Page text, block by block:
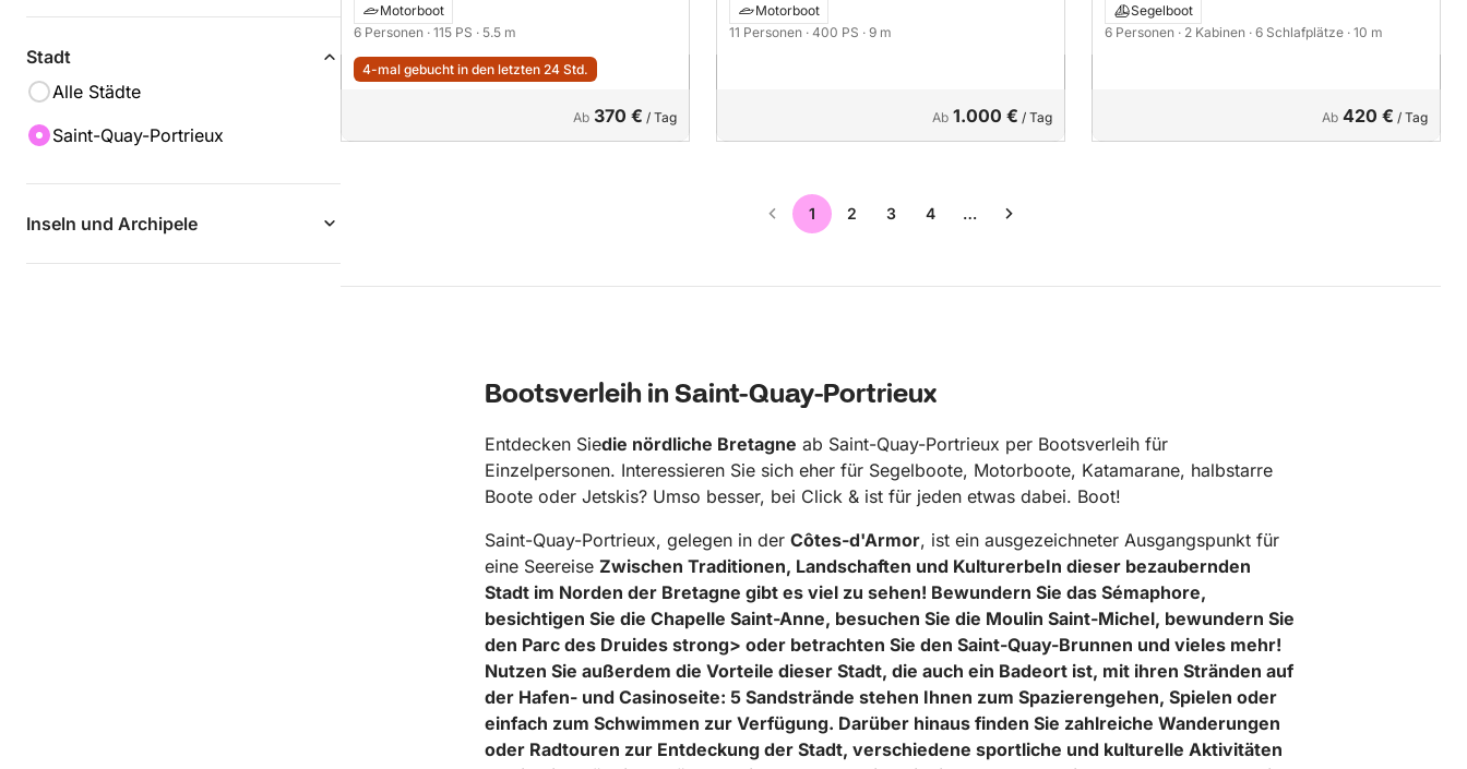
Stadt
Alle Städte
Saint-Quay-Portrieux
Inseln und Archipele
Motorboot
6 Personen · 115 PS · 5.5 m
4-mal gebucht in den letzten 24 Std.
Ab 370 € / Tag
Motorboot
11 Personen · 400 PS · 9 m
Ab 1.000 € / Tag
Segelboot
6 Personen · 2 Kabinen · 6 Schlafplätze · 10 m
Ab 420 € / Tag
1 2 3 4 …
Bootsverleih in Saint-Quay-Portrieux
Entdecken Siedie nördliche Bretagne ab Saint-Quay-Portrieux per Bootsverleih für
Einzelpersonen. Interessieren Sie sich eher für Segelboote, Motorboote, Katamarane, halbstarre
Boote oder Jetskis? Umso besser, bei Click & ist für jeden etwas dabei. Boot!
Saint-Quay-Portrieux, gelegen in der Côtes-d'Armor, ist ein ausgezeichneter Ausgangspunkt für
eine Seereise Zwischen Traditionen, Landschaften und KulturerbeIn dieser bezaubernden
Stadt im Norden der Bretagne gibt es viel zu sehen! Bewundern Sie das Sémaphore,
besichtigen Sie die Chapelle Saint-Anne, besuchen Sie die Moulin Saint-Michel, bewundern Sie
den Parc des Druides strong> oder betrachten Sie den Saint-Quay-Brunnen und vieles mehr!
Nutzen Sie außerdem die Vorteile dieser Stadt, die auch ein Badeort ist, mit ihren Stränden auf
der Hafen- und Casinoseite: 5 Sandstrände stehen Ihnen zum Spazierengehen, Spielen oder
einfach zum Schwimmen zur Verfügung. Darüber hinaus finden Sie zahlreiche Wanderungen
oder Radtouren zur Entdeckung der Stadt, verschiedene sportliche und kulturelle Aktivitäten